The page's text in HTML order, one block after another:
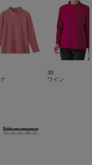
38
ワイン